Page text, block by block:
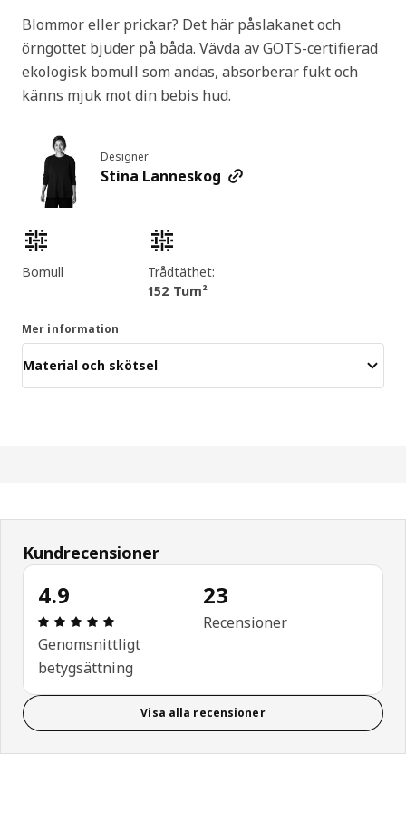
Blommor eller prickar? Det här påslakanet och
örngottet bjuder på båda. Vävda av GOTS-certifierad
ekologisk bomull som andas, absorberar fukt och
känns mjuk mot din bebis hud.
Designer
Stina Lanneskog
Produktens egenskaper
Bomull
Trådtäthet:
152 Tum²
Mer information
Material och skötsel
Kundrecensioner
4.9
Recension: 4.9 / 5 stjärnor. Totalt antal
Genomsnittligt
betygsättning
23
Recensioner
Visa alla recensioner